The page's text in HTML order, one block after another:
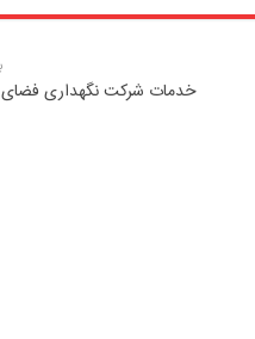
خدمات شرکت نگهداری